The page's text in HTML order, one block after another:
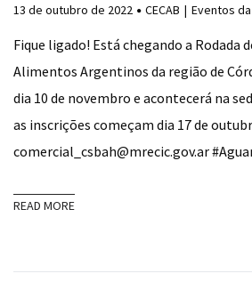
13 de outubro de 2022 CECAB Eventos da
Fique ligado! Está chegando a Rodada
Alimentos Argentinos da região de
dia 10 de novembro e acontecerá na
as inscrições começam dia 17 de
comercial_csbah@mrecic.gov.ar
READ MORE